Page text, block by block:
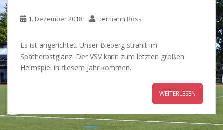
1. Dezember 2018 Hermann Ross
Es ist angerichtet. Unser Bieberg strahlt im
Spätherbstglanz. Der VSV kann zum letzten großen
Heimspiel in diesem Jahr kommen.
WEITERLESEN